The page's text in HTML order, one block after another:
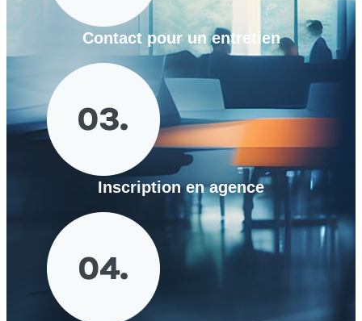
Contact pour un entretien
Inscription en agence